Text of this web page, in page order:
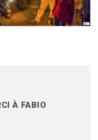
À FABIO